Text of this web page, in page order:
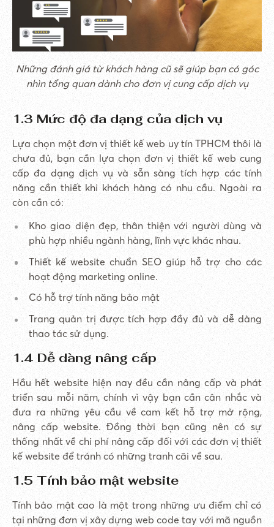
Những đánh giá từ khách hàng cũ sẽ giúp bạn có góc
nhìn tổng quan dành cho đơn vị cung cấp dịch vụ
1.3 Mức độ đa dạng của dịch vụ
Lựa chọn một đơn vị thiết kế web uy tín TPHCM thôi là
chưa đủ, bạn cần lựa chọn đơn vị thiết kế web cung
cấp đa dạng dịch vụ và sẵn sàng tích hợp các tính
năng cần thiết khi khách hàng có nhu cầu. Ngoài ra
còn cần có:
Kho giao diện đẹp, thân thiện với người dùng và
phù hợp nhiều ngành hàng, lĩnh vực khác nhau.
Thiết kế website chuẩn SEO giúp hỗ trợ cho các
hoạt động marketing online.
Có hỗ trợ tính năng bảo mật
Trang quản trị được tích hợp đầy đủ và dễ dàng
thao tác sử dụng.
1.4 Dễ dàng nâng cấp
Hầu hết website hiện nay đều cần nâng cấp và phát
triển sau mỗi năm, chính vì vậy bạn cần cân nhắc và
đưa ra những yêu cầu về cam kết hỗ trợ mở rộng,
nâng cấp website. Đồng thời bạn cũng nên có sự
thống nhất về chi phí nâng cấp đối với các đơn vị thiết
kế website để tránh có những tranh cãi về sau.
1.5 Tính bảo mật website
Tính bảo mật cao là một trong những ưu điểm chỉ có
tại những đơn vị xây dựng web code tay với mã nguồn